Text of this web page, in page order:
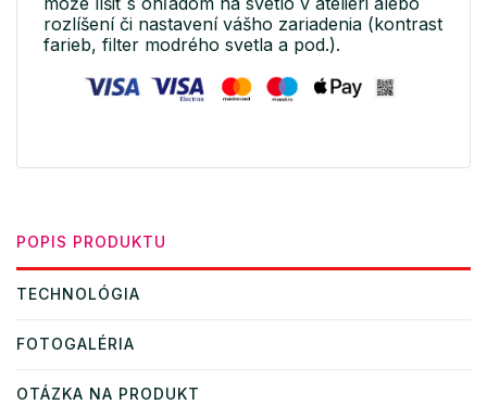
rozlíšení či nastavení vášho zariadenia (kontrast
farieb, filter modrého svetla a pod.).
POPIS PRODUKTU
TECHNOLÓGIA
FOTOGALÉRIA
OTÁZKA NA PRODUKT